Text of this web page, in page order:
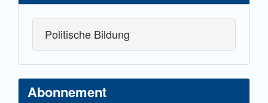
Politische Bildung
Abonnement